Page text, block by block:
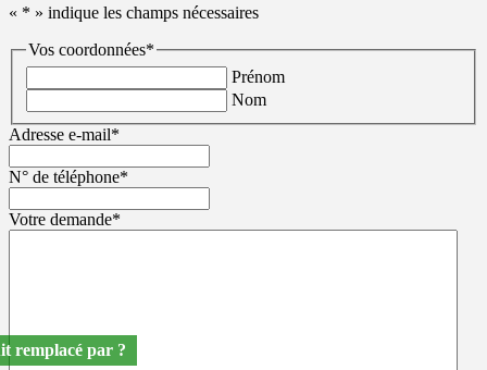
« * » indique les champs nécessaires
Vos coordonnées*
Prénom
Nom
Adresse e-mail*
N° de téléphone*
Votre demande*
remplacé par ?